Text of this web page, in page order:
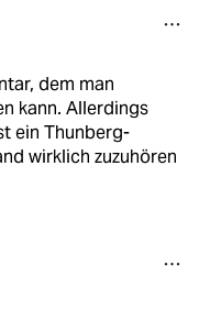
dem man
kann. Allerdings
ein Thunberg-
wirklich zuzuhören